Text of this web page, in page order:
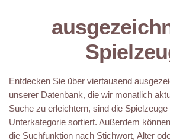
Entdecken Sie über viertausend
unserer Datenbank, die wir monatlich
Suche zu erleichtern, sind die
Unterkategorie sortiert. Außerdem
die Suchfunktion nach Stichwort, Alter